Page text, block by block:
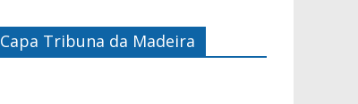
Capa Tribuna da Madeira